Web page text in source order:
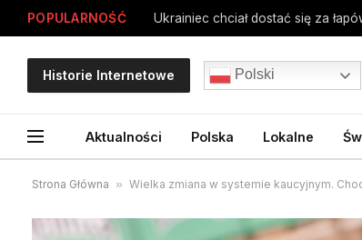
POPULARNOŚĆ
Historie Internetowe Polski
Aktualności Polska Lokalne
Strona Główna » Wielka zmiana w systemie kaucyjnym.